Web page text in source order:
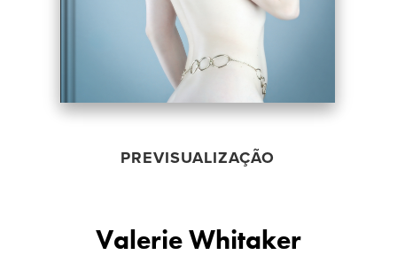
PREVISUALIZAÇÃO
Valerie Whitaker